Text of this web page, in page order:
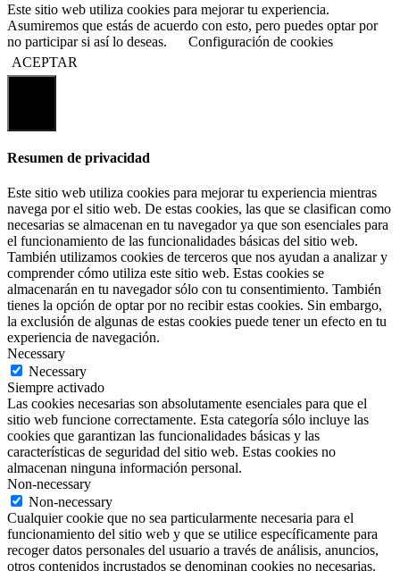
Este sitio web utiliza cookies para mejorar tu experiencia.
Asumiremos que estás de acuerdo con esto, pero puedes optar por
no participar si así lo deseas.
Configuración de cookies
ACEPTAR
Resumen de privacidad
Este sitio web utiliza cookies para mejorar tu experiencia mientras
navega por el sitio web. De estas cookies, las que se clasifican como
necesarias se almacenan en tu navegador ya que son esenciales para
el funcionamiento de las funcionalidades básicas del sitio web.
También utilizamos cookies de terceros que nos ayudan a analizar y
comprender cómo utiliza este sitio web. Estas cookies se
almacenarán en tu navegador sólo con tu consentimiento. También
tienes la opción de optar por no recibir estas cookies. Sin embargo,
la exclusión de algunas de estas cookies puede tener un efecto en tu
experiencia de navegación.
Necessary
Necessary
Siempre activado
Las cookies necesarias son absolutamente esenciales para que el
sitio web funcione correctamente. Esta categoría sólo incluye las
cookies que garantizan las funcionalidades básicas y las
características de seguridad del sitio web. Estas cookies no
almacenan ninguna información personal.
Non-necessary
Non-necessary
Cualquier cookie que no sea particularmente necesaria para el
funcionamiento del sitio web y que se utilice específicamente para
recoger datos personales del usuario a través de análisis, anuncios,
otros contenidos incrustados se denominan cookies no necesarias.